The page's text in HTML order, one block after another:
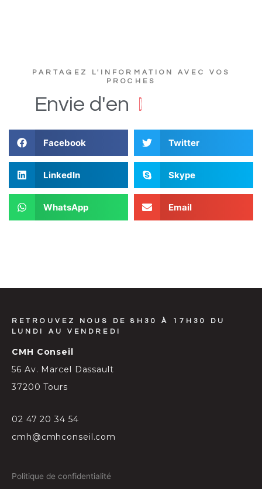
PARTAGEZ L'INFORMATION AVEC VOS
PROCHES
Envie d'en D
Facebook Twitter
LinkedIn Skype
WhatsApp Email
RETROUVEZ NOUS DE 8H30 À 17H30 DU
LUNDI AU VENDREDI
CMH Conseil
56 Av. Marcel Dassault
37200 Tours
02 47 20 34 54
cmh@cmhconseil.com
Politique de confidentialité